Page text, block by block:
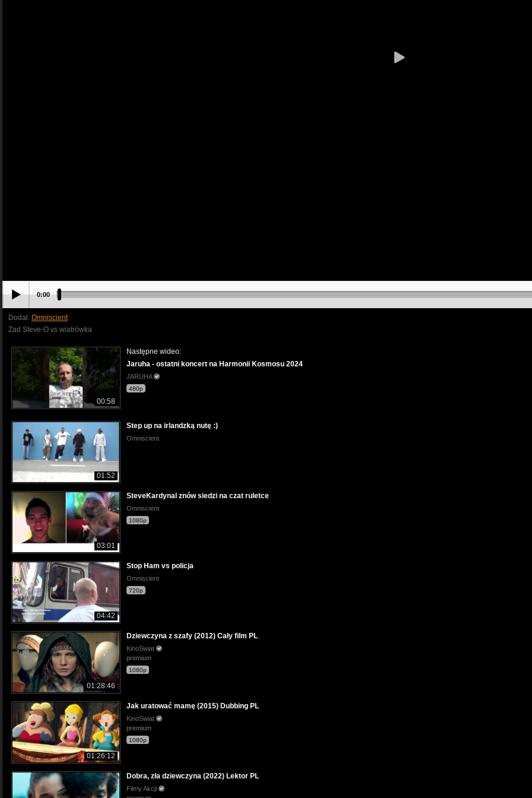
0:00
Dodał: Omniscient
Zad Steve-O vs wiatrówka
00:58
Następne wideo:
Jaruha - ostatni koncert na Harmonii Kosmosu 2024
JARUHA
480p
01:52
Step up na irlandzką nutę :)
Omniscient
03:01
SteveKardynal znów siedzi na czat ruletce
Omniscient
1080p
04:42
Stop Ham vs policja
Omniscient
720p
01:28:46
Dziewczyna z szafy (2012) Cały film PL
KinoSwiat
premium
1080p
01:26:12
Jak uratować mamę (2015) Dubbing PL
KinoSwiat
premium
1080p
Dobra, zła dziewczyna (2022) Lektor PL
Filmy Akcji